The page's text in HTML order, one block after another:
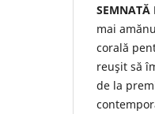
SEMNATĂ
mai
corală
reuşit să
de la